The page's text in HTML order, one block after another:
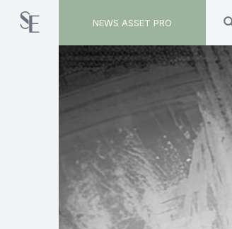
NEWS ASSET PRO
Toute l'actualité sur le tag